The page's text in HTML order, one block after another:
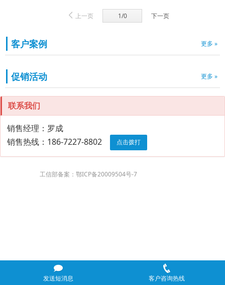
上一页 1/0 下一页
客户案例 更多 »
促销活动 更多 »
联系我们
销售经理：罗成
销售热线：186-7227-8802
点击拨打
工信部备案：鄂ICP备20009504号-7
发送短消息 客户咨询热线